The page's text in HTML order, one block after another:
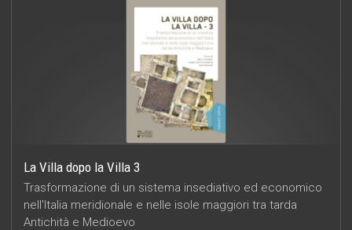
La Villa dopo la Villa 3
Trasformazione di un sistema insediativo ed economico
nell'Italia meridionale e nelle isole maggiori tra tarda
Antichità e Medioevo